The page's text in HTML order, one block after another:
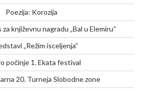
Poezija: Korozija
književnu nagradu „Bal u Elemiru“
„Režim isceljenja“
počinje 1. Ekata festival
20. Turneja Slobodne zone